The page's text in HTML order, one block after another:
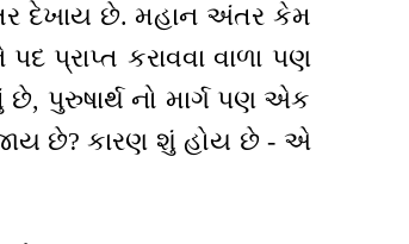
દેખાય છે. મહાન અંતર કેમ
પ્રાપ્ત કરાવવા વાળા પણ
પુરુષાર્થ નો માર્ગ પણ એક
છે? કારણ શું હોય છે - એ